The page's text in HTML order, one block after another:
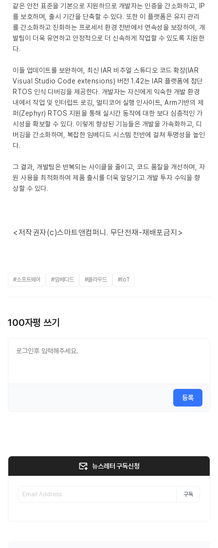
같은 안전 표준을 기본으로 지원하므로 개발자는 인증을 간소화하고, IP
를 보호하며, 출시 기간을 단축할 수 있다. 또한 이 플랫폼은 유지 관리
를 간소화하고 진화하는 프로세서 환경 전반에서 연속성을 보장하여, 개
발팀이 더욱 유연하고 안정적으로 더 신속하게 작업할 수 있도록 지원한
다.
이들 업데이트를 보완하여, 최신 IAR 비주얼 스튜디오 코드 확장(IAR
Visual Studio Code extensions) 버전 1.42는 IAR 플랫폼에 첨단
RTOS 인식 디버깅을 제공한다. 개발자는 자신에게 익숙한 개발 환경
내에서 작업 및 인터럽트 로깅, 멀티코어 실행 인사이트, Arm기반의 제
퍼(Zephyr) RTOS 지원을 통해 실시간 동작에 대한 보다 심층적인 가
시성을 확보할 수 있다. 이렇게 향상된 기능들은 개발을 가속화하고, 디
버깅을 간소화하며, 복잡한 임베디드 시스템 전반에 걸쳐 투명성을 높인
다.
그 결과, 개발팀은 반복되는 사이클을 줄이고, 코드 품질을 개선하며, 자
원 사용을 최적화하여 제품 출시를 더욱 앞당기고 개발 투자 수익을 향
상할 수 있다.
<저작권자(c)스마트앤컴퍼니. 무단전재-재배포금지>
#소프트웨어 #임베디드 #클라우드 #IoT
100자평 쓰기
등록
뉴스레터 구독신청
구독